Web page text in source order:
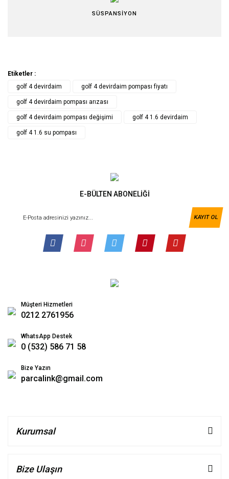
SÜSPANSİYON
Etiketler :
golf 4 devirdaim
golf 4 devirdaim pompası fiyatı
golf 4 devirdaim pompası arızası
golf 4 devirdaim pompası değişimi golf 4 1.6 devirdaim
golf 4 1.6 su pompası
E-BÜLTEN ABONELİĞİ
KAYIT OL
Müşteri Hizmetleri
0212 2761956
WhatsApp Destek
0 (532) 586 71 58
Bize Yazın
parcalink@gmail.com
Kurumsal
Bize Ulaşın